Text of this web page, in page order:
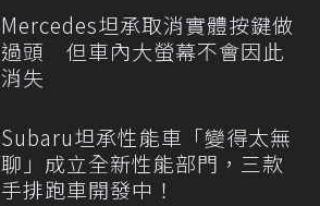
Mercedes坦承取消實體按鍵做
過頭 但車內大螢幕不會因此
消失
Subaru坦承性能車「變得太無
聊」成立全新性能部門，三款
手排跑車開發中！